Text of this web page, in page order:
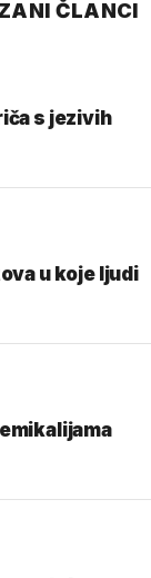
ČLANCI
s jezivih
u koje ljudi